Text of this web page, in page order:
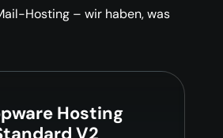
Hosting – wir haben, was
Hosting